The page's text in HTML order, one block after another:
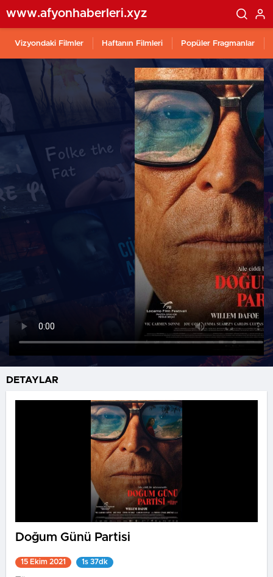
www.afyonhaberleri.xyz
Vizyondaki Filmler Haftanın Filmleri Popüler Fragmanlar
DETAYLAR
Doğum Günü Partisi
15 Ekim 2021 1s 37dk